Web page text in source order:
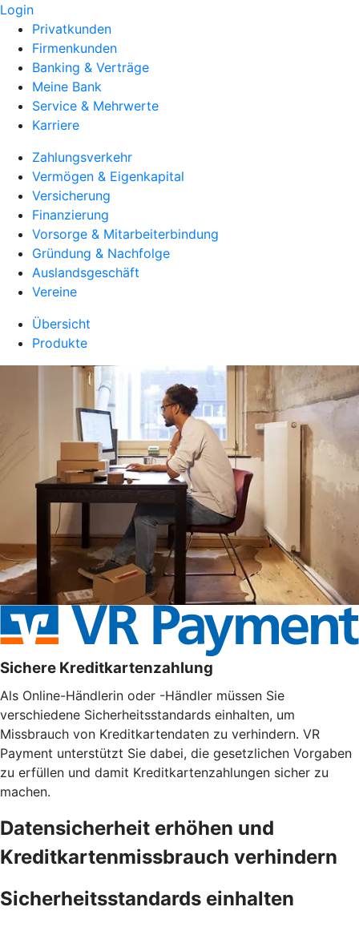
Login
Privatkunden
Firmenkunden
Banking & Verträge
Meine Bank
Service & Mehrwerte
Karriere
Zahlungsverkehr
Vermögen & Eigenkapital
Versicherung
Finanzierung
Vorsorge & Mitarbeiterbindung
Gründung & Nachfolge
Auslandsgeschäft
Vereine
Übersicht
Produkte
Sichere Kreditkartenzahlung
Als Online-Händlerin oder -Händler müssen Sie
verschiedene Sicherheitsstandards einhalten, um
Missbrauch von Kreditkartendaten zu verhindern. VR
Payment unterstützt Sie dabei, die gesetzlichen Vorgaben
zu erfüllen und damit Kreditkartenzahlungen sicher zu
machen.
Datensicherheit erhöhen und
Kreditkartenmissbrauch verhindern
Sicherheitsstandards einhalten